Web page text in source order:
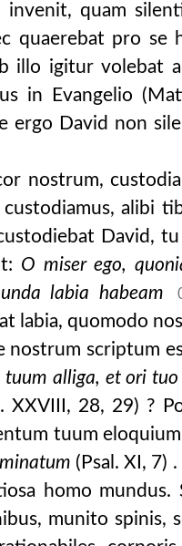
invenit, quam
quaerebat pro se
illo igitur volebat
in Evangelio
ergo David non
nostrum,
alibi
David,
O miser ego,
labia habeam
labia, quomodo
nostrum scriptum
tuum alliga, et ori
XXVIII, 28, 29) ?
tuum
(Psal. XI, 7)
homo
munito spinis,